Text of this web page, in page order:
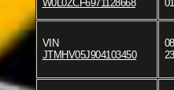
W0L0ZCF6971128668
VIN
JTMHV05J904103450